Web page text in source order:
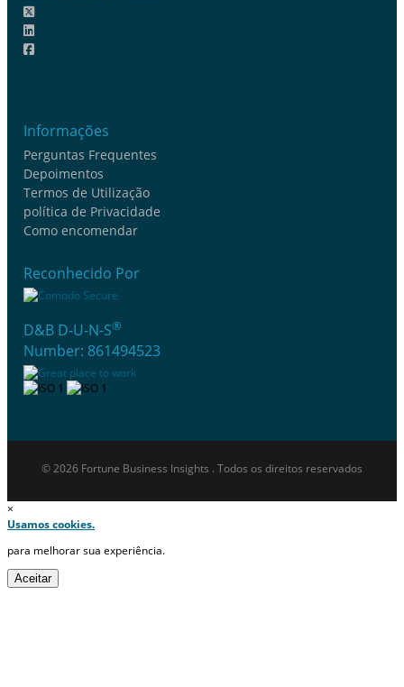
Informações
Perguntas Frequentes
Depoimentos
Termos de Utilização
política de Privacidade
Como encomendar
Reconhecido Por
D&B D-U-N-S®
Number: 861494523
© 2026 Fortune Business Insights . Todos os direitos reservados
×
Usamos cookies.
para melhorar sua experiência.
Aceitar